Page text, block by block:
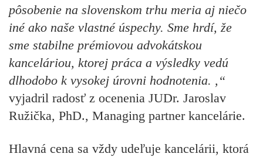
pôsobenie na slovenskom trhu meria aj niečo
iné ako naše vlastné úspechy. Sme hrdí, že
sme stabilne prémiovou advokátskou
kanceláriou, ktorej práca a výsledky vedú
dlhodobo k vysokej úrovni hodnotenia. ,“
vyjadril radosť z ocenenia JUDr. Jaroslav
Ružička, PhD., Managing partner kancelárie.
Hlavná cena sa vždy udeľuje kancelárii, ktorá